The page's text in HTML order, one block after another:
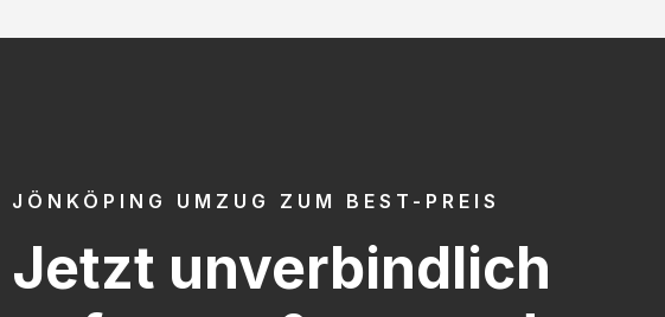
JÖNKÖPING UMZUG ZUM BEST-PREIS
Jetzt unverbindlich